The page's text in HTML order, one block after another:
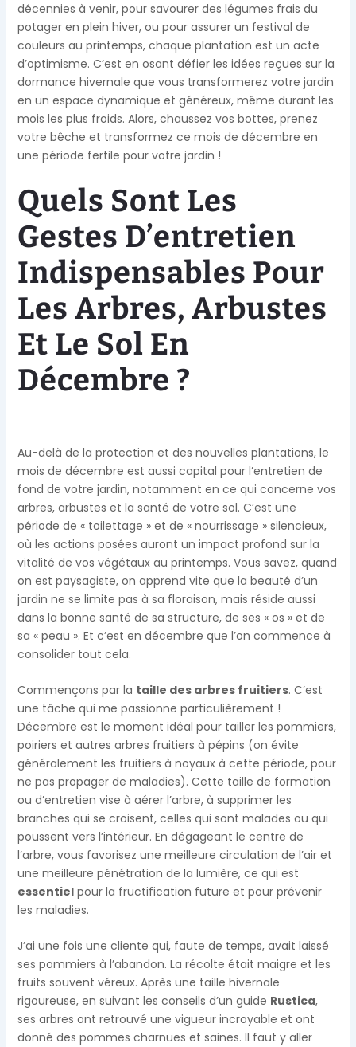
décennies à venir, pour savourer des légumes frais du
potager en plein hiver, ou pour assurer un festival de
couleurs au printemps, chaque plantation est un acte
d’optimisme. C’est en osant défier les idées reçues sur la
dormance hivernale que vous transformerez votre jardin
en un espace dynamique et généreux, même durant les
mois les plus froids. Alors, chaussez vos bottes, prenez
votre bêche et transformez ce mois de décembre en
une période fertile pour votre jardin !
Quels Sont Les
Gestes D’entretien
Indispensables Pour
Les Arbres, Arbustes
Et Le Sol En
Décembre ?
Au-delà de la protection et des nouvelles plantations, le
mois de décembre est aussi capital pour l’entretien de
fond de votre jardin, notamment en ce qui concerne vos
arbres, arbustes et la santé de votre sol. C’est une
période de « toilettage » et de « nourrissage » silencieux,
où les actions posées auront un impact profond sur la
vitalité de vos végétaux au printemps. Vous savez, quand
on est paysagiste, on apprend vite que la beauté d’un
jardin ne se limite pas à sa floraison, mais réside aussi
dans la bonne santé de sa structure, de ses « os » et de
sa « peau ». Et c’est en décembre que l’on commence à
consolider tout cela.
Commençons par la taille des arbres fruitiers. C’est
une tâche qui me passionne particulièrement !
Décembre est le moment idéal pour tailler les pommiers,
poiriers et autres arbres fruitiers à pépins (on évite
généralement les fruitiers à noyaux à cette période, pour
ne pas propager de maladies). Cette taille de formation
ou d’entretien vise à aérer l’arbre, à supprimer les
branches qui se croisent, celles qui sont malades ou qui
poussent vers l’intérieur. En dégageant le centre de
l’arbre, vous favorisez une meilleure circulation de l’air et
une meilleure pénétration de la lumière, ce qui est
essentielpour la fructification future et pour prévenir
les maladies.
J’ai une fois une cliente qui, faute de temps, avait laissé
ses pommiers à l’abandon. La récolte était maigre et les
fruits souvent véreux. Après une taille hivernale
rigoureuse, en suivant les conseils d’un guide Rustica,
ses arbres ont retrouvé une vigueur incroyable et ont
donné des pommes charnues et saines. Il faut y aller